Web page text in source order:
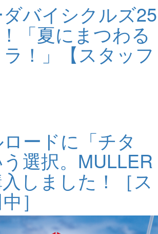
バイシクルズ25
「夏にまつわる
！」【スタッフ
ードに「チタ
選択。MULLER
しました！［ス
］